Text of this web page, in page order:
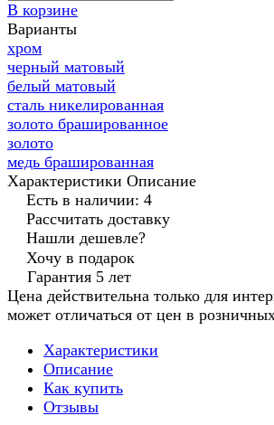
В корзине
Варианты
хром
черный матовый
белый матовый
сталь никелированная
золото брашированное
золото
медь брашированная
Характеристики Описание
Есть в наличии: 4
Рассчитать доставку
Нашли дешевле?
Хочу в подарок
Гарантия 5 лет
Цена действительна только для
может отличаться от цен в
Характеристики
Описание
Как купить
Отзывы